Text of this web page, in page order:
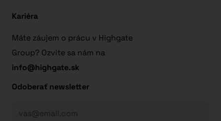
Kariéra
Máte záujem o prácu v Highgate
Group? Ozvite sa nám na
info@highgate.sk
Odoberať newsletter